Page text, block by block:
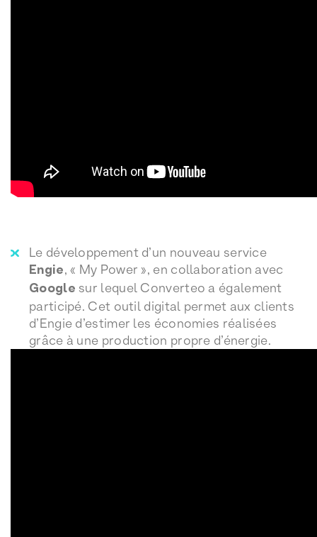
Le développement d’un nouveau service
Engie, « My Power », en collaboration avec
Google sur lequel Converteo a également
participé. Cet outil digital permet aux clients
d’Engie d’estimer les économies réalisées
grâce à une production propre d’énergie.